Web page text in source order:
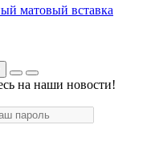
матовый вставка
на наши новости!